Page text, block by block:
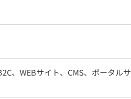
、WEBサイト、CMS、ポータルサ